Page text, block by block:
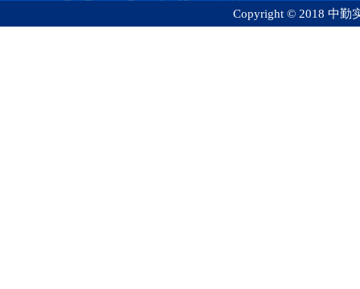
Copyright © 2018 中勤